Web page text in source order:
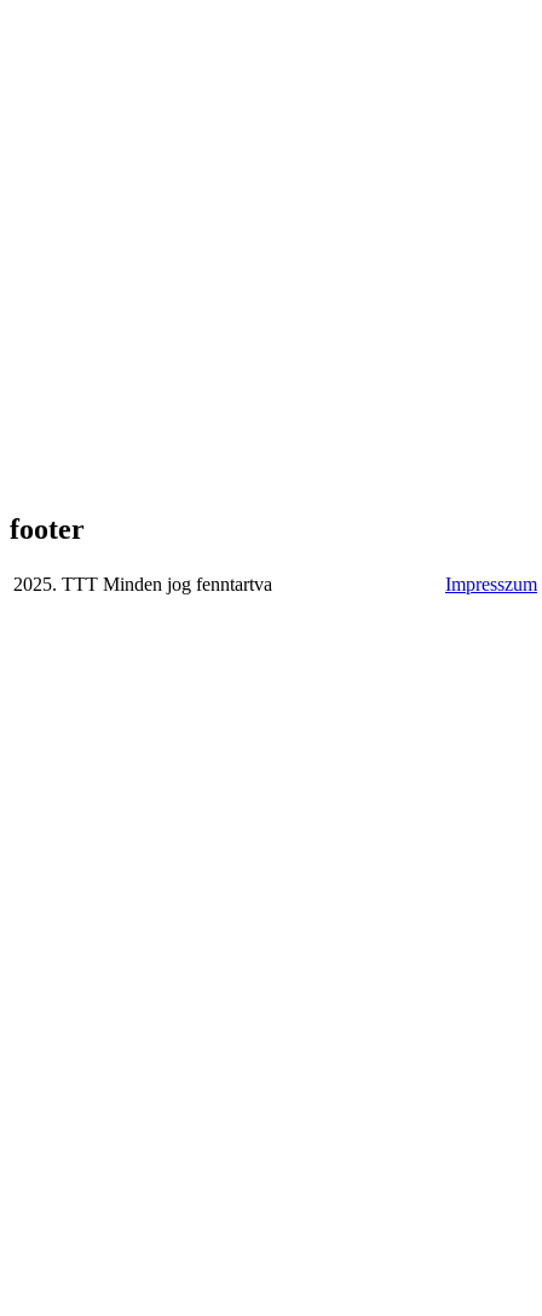
footer
2025. TTT Minden jog fenntartva Impresszum